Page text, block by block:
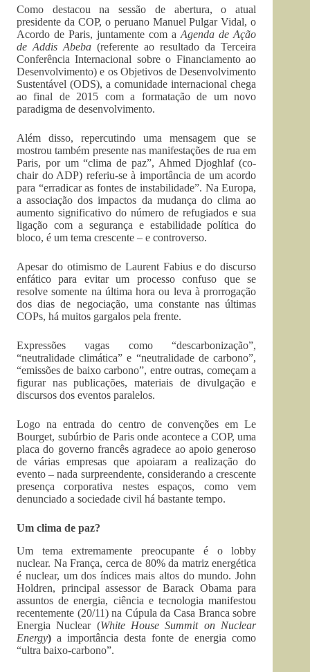
Como destacou na sessão de abertura, o atual
presidente da COP, o peruano Manuel Pulgar Vidal, o
Acordo de Paris, juntamente com aAgenda de Ação
de Addis Abeba (referente ao resultado da Terceira
Conferência Internacional sobre o Financiamento ao
Desenvolvimento) e os Objetivos de Desenvolvimento
Sustentável (ODS), a comunidade internacional chega
ao final de 2015 com a formatação de um novo
paradigma de desenvolvimento.
Além disso, repercutindo uma mensagem que se
mostrou também presente nas manifestações de rua em
Paris, por um “clima de paz”, Ahmed Djoghlaf (co-
chair do ADP) referiu-se à importância de um acordo
para “erradicar as fontes de instabilidade”. Na Europa,
a associação dos impactos da mudança do clima ao
aumento significativo do número de refugiados e sua
ligação com a segurança e estabilidade política do
bloco, é um tema crescente – e controverso.
Apesar do otimismo de Laurent Fabius e do discurso
enfático para evitar um processo confuso que se
resolve somente na última hora ou leva à prorrogação
dos dias de negociação, uma constante nas últimas
COPs, há muitos gargalos pela frente.
Expressões vagas como “descarbonização”,
“neutralidade climática” e “neutralidade de carbono”,
“emissões de baixo carbono”, entre outras, começam a
figurar nas publicações, materiais de divulgação e
discursos dos eventos paralelos.
Logo na entrada do centro de convenções em Le
Bourget, subúrbio de Paris onde acontece a COP, uma
placa do governo francês agradece ao apoio generoso
de várias empresas que apoiaram a realização do
evento – nada surpreendente, considerando a crescente
presença corporativa nestes espaços, como vem
denunciado a sociedade civil há bastante tempo.
Um clima de paz?
Um tema extremamente preocupante é o lobby
nuclear. Na França, cerca de 80% da matriz energética
é nuclear, um dos índices mais altos do mundo. John
Holdren, principal assessor de Barack Obama para
assuntos de energia, ciência e tecnologia manifestou
recentemente (20/11) na Cúpula da Casa Branca sobre
Energia Nuclear (White House Summit on Nuclear
Energy) a importância desta fonte de energia como
“ultra baixo-carbono”.